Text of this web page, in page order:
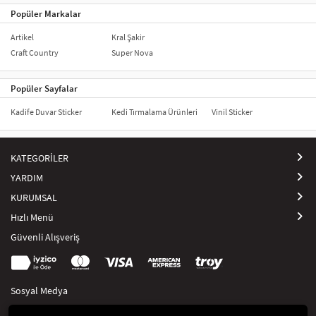
Popüler Markalar
Artikel
Craft Country
Kral Şakir
Super Nova
Popüler Sayfalar
Kadife Duvar Sticker Kedi Tırmalama Ürünleri Vinil Sticker
KATEGORİLER
YARDIM
KURUMSAL
Hızlı Menü
Güvenli Alışveriş
Sosyal Medya